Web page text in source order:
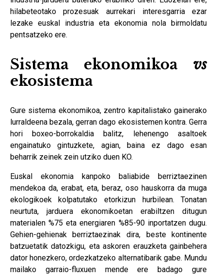
hilabeteotako prozesuak aurrekari interesgarria ezar
lezake euskal industria eta ekonomia nola birmoldatu
pentsatzeko ere.
Sistema ekonomikoavs
ekosistema
Gure sistema ekonomikoa, zentro kapitalistako gainerako
lurraldeena bezala, gerran dago ekosistemen kontra. Gerra
hori boxeo-borrokaldia balitz, lehenengo asaltoek
engainatuko gintuzkete, agian, baina ez dago esan
beharrik zeinek zein utziko duen KO.
Euskal ekonomia kanpoko baliabide berriztaezinen
mendekoa da, erabat, eta, beraz, oso hauskorra da muga
ekologikoek kolpatutako etorkizun hurbilean. Tonatan
neurtuta, jarduera ekonomikoetan erabiltzen ditugun
materialen %75 eta energiaren %85-90 inportatzen dugu.
Gehien-gehienak berriztaezinak dira, beste kontinente
batzuetatik datozkigu, eta askoren erauzketa gainbehera
dator honezkero, ordezkatzeko alternatibarik gabe. Mundu
mailako garraio-fluxuen mende ere badago gure